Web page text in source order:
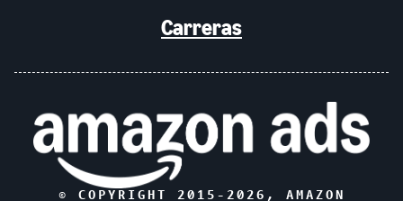
Carreras
© COPYRIGHT 2015- 2026 , AMAZON